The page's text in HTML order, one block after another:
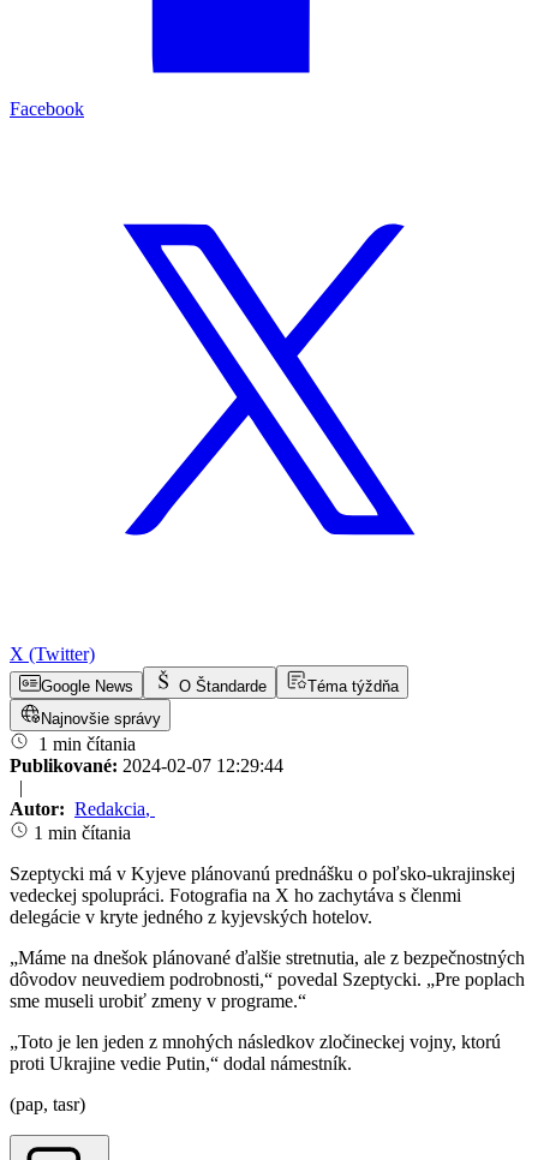
Facebook
X (Twitter)
Google News O Štandarde
Téma týždňa
Najnovšie správy
1 min čítania
Publikované: 2024-02-07 12:29:44
|
Autor: Redakcia,
1 min čítania
Szeptycki má v Kyjeve plánovanú prednášku o poľsko-ukrajinskej
vedeckej spolupráci. Fotografia na X ho zachytáva s členmi
delegácie v kryte jedného z kyjevských hotelov.
„Máme na dnešok plánované ďalšie stretnutia, ale z bezpečnostných
dôvodov neuvediem podrobnosti,“ povedal Szeptycki. „Pre poplach
sme museli urobiť zmeny v programe.“
„Toto je len jeden z mnohých následkov zločineckej vojny, ktorú
proti Ukrajine vedie Putin,“ dodal námestník.
(pap, tasr)